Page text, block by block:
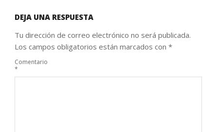
DEJA UNA RESPUESTA
Tu dirección de correo electrónico no será publicada.
Los campos obligatorios están marcados con *
Comentario
*